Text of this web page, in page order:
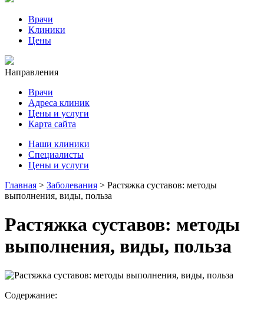
Врачи
Клиники
Цены
Направления
Врачи
Адреса клиник
Цены и услуги
Карта сайта
Наши клиники
Специалисты
Цены и услуги
Главная > Заболевания > Растяжка суставов: методы
выполнения, виды, польза
Растяжка суставов: методы
выполнения, виды, польза
Содержание: